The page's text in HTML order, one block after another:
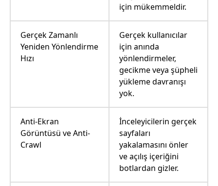
için mükemmeldir.
Gerçek Zamanlı
Yeniden Yönlendirme
Hızı
Gerçek kullanıcılar
için anında
yönlendirmeler,
gecikme veya şüpheli
yükleme davranışı
yok.
Anti-Ekran
Görüntüsü ve Anti-
Crawl
İnceleyicilerin gerçek
sayfaları
yakalamasını önler
ve açılış içeriğini
botlardan gizler.